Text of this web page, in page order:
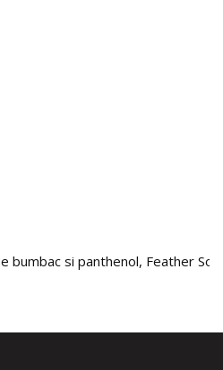
bumbac si panthenol, Feather